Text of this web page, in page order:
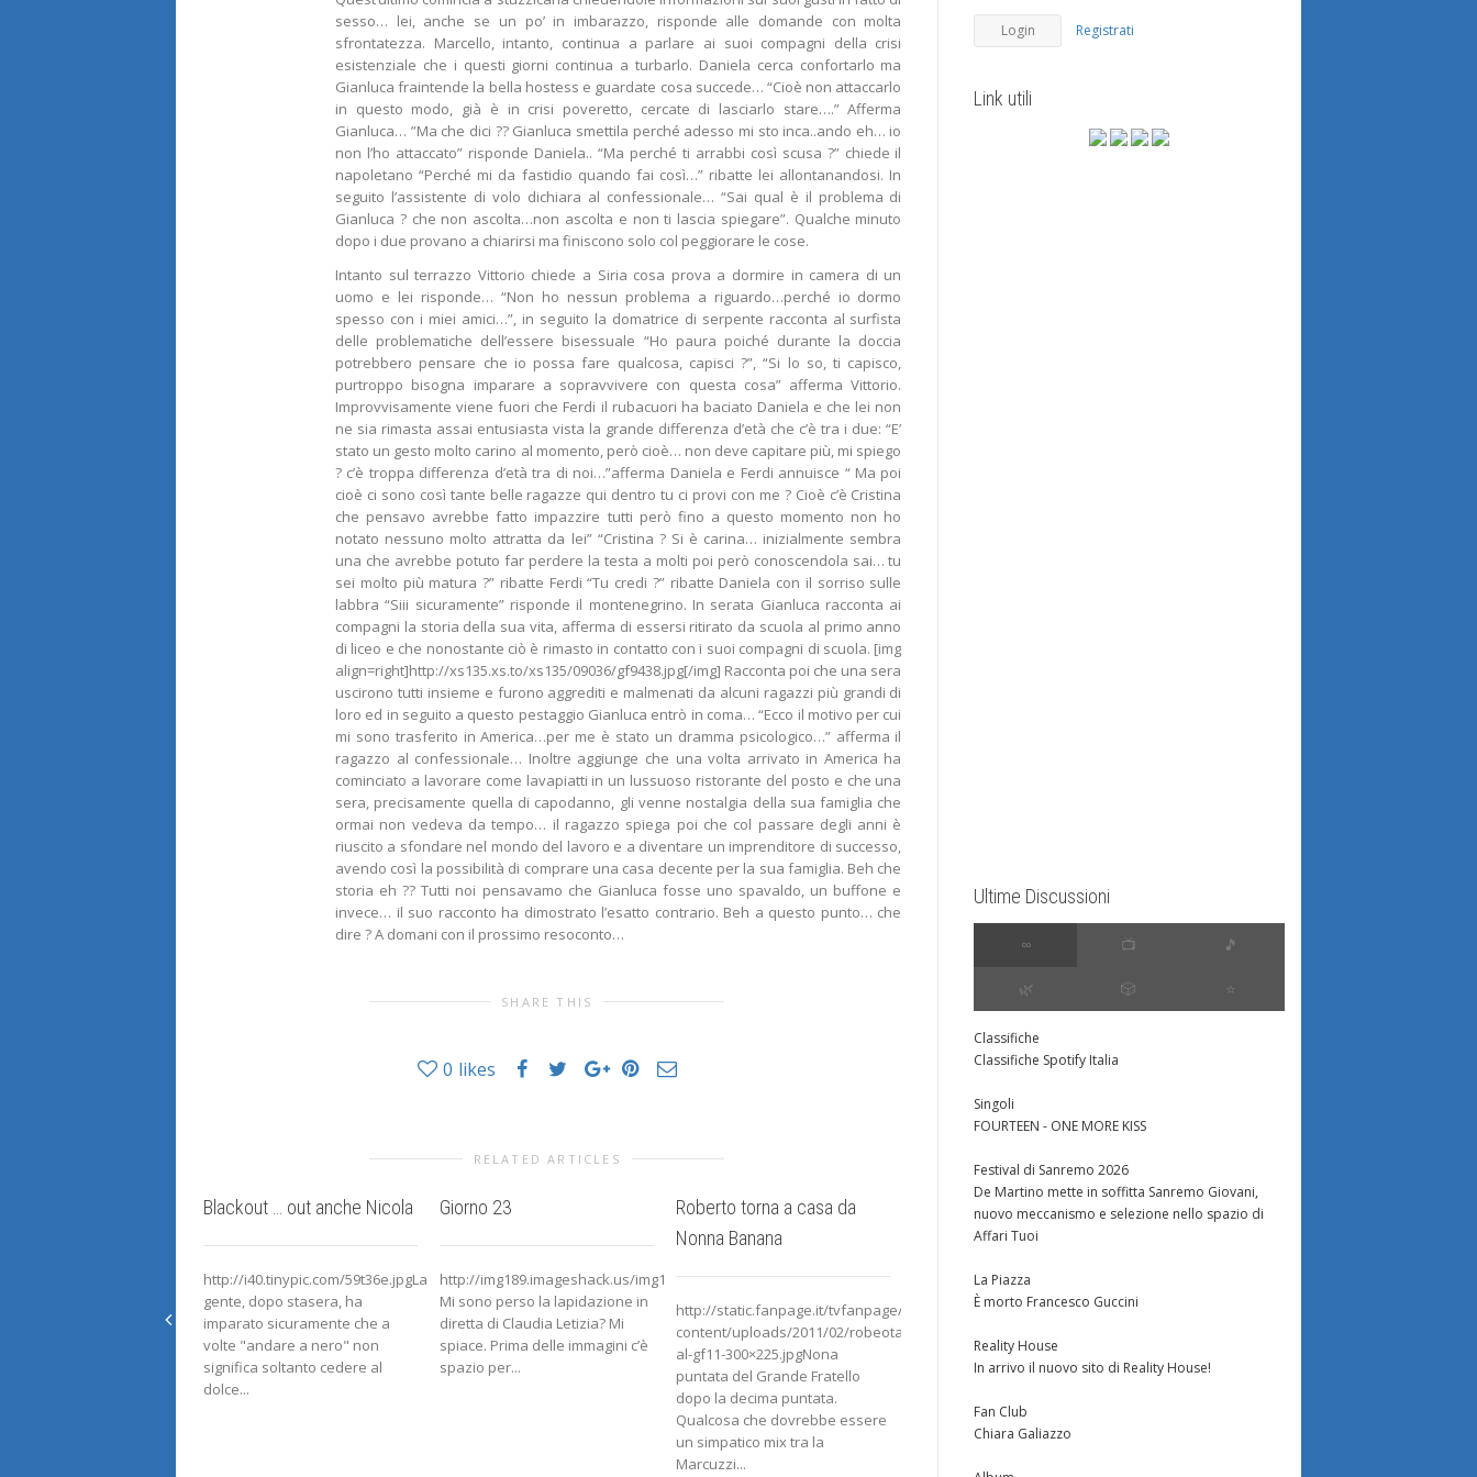
sesso… lei, anche se un po’ in imbarazzo, risponde alle domande con molta
sfrontatezza. Marcello, intanto, continua a parlare ai suoi compagni della crisi
esistenziale che i questi giorni continua a turbarlo. Daniela cerca confortarlo ma
Gianluca fraintende la bella hostess e guardate cosa succede… “Cioè non attaccarlo
in questo modo, già è in crisi poveretto, cercate di lasciarlo stare….” Afferma
Gianluca… ”Ma che dici ?? Gianluca smettila perché adesso mi sto inca..ando eh… io
non l’ho attaccato” risponde Daniela.. “Ma perché ti arrabbi così scusa ?” chiede il
napoletano “Perché mi da fastidio quando fai così…” ribatte lei allontanandosi. In
seguito l’assistente di volo dichiara al confessionale… “Sai qual è il problema di
Gianluca ? che non ascolta…non ascolta e non ti lascia spiegare”. Qualche minuto
dopo i due provano a chiarirsi ma finiscono solo col peggiorare le cose.
Intanto sul terrazzo Vittorio chiede a Siria cosa prova a dormire in camera di un
uomo e lei risponde… “Non ho nessun problema a riguardo…perché io dormo
spesso con i miei amici…”, in seguito la domatrice di serpente racconta al surfista
delle problematiche dell’essere bisessuale “Ho paura poiché durante la doccia
potrebbero pensare che io possa fare qualcosa, capisci ?”, “Si lo so, ti capisco,
purtroppo bisogna imparare a sopravvivere con questa cosa” afferma Vittorio.
Improvvisamente viene fuori che Ferdi il rubacuori ha baciato Daniela e che lei non
ne sia rimasta assai entusiasta vista la grande differenza d’età che c’è tra i due: “E’
stato un gesto molto carino al momento, però cioè… non deve capitare più, mi spiego
? c’è troppa differenza d’età tra di noi…”afferma Daniela e Ferdi annuisce “ Ma poi
cioè ci sono così tante belle ragazze qui dentro tu ci provi con me ? Cioè c’è Cristina
che pensavo avrebbe fatto impazzire tutti però fino a questo momento non ho
notato nessuno molto attratta da lei” “Cristina ? Si è carina… inizialmente sembra
una che avrebbe potuto far perdere la testa a molti poi però conoscendola sai… tu
sei molto più matura ?” ribatte Ferdi “Tu credi ?” ribatte Daniela con il sorriso sulle
labbra “Siii sicuramente” risponde il montenegrino. In serata Gianluca racconta ai
compagni la storia della sua vita, afferma di essersi ritirato da scuola al primo anno
di liceo e che nonostante ciò è rimasto in contatto con i suoi compagni di scuola. [img
align=right]http://xs135.xs.to/xs135/09036/gf9438.jpg[/img] Racconta poi che una sera
uscirono tutti insieme e furono aggrediti e malmenati da alcuni ragazzi più grandi di
loro ed in seguito a questo pestaggio Gianluca entrò in coma… “Ecco il motivo per cui
mi sono trasferito in America…per me è stato un dramma psicologico…” afferma il
ragazzo al confessionale… Inoltre aggiunge che una volta arrivato in America ha
cominciato a lavorare come lavapiatti in un lussuoso ristorante del posto e che una
sera, precisamente quella di capodanno, gli venne nostalgia della sua famiglia che
ormai non vedeva da tempo… il ragazzo spiega poi che col passare degli anni è
riuscito a sfondare nel mondo del lavoro e a diventare un imprenditore di successo,
avendo così la possibilità di comprare una casa decente per la sua famiglia. Beh che
storia eh ?? Tutti noi pensavamo che Gianluca fosse uno spavaldo, un buffone e
invece… il suo racconto ha dimostrato l’esatto contrario. Beh a questo punto… che
dire ? A domani con il prossimo resoconto…
SHARE THIS
0 likes
RELATED ARTICLES
Blackout … out anche Nicola
http://i40.tinypic.com/59t36e.jpgLa
gente, dopo stasera, ha
imparato sicuramente che a
volte "andare a nero" non
significa soltanto cedere al
dolce...
Giorno 23
http://img189.imageshack.us/img189/3825/valerias.jpgCosa?
Mi sono perso la lapidazione in
diretta di Claudia Letizia? Mi
spiace. Prima delle immagini c’è
spazio per...
Roberto torna a casa da
Nonna Banana
http://static.fanpage.it/tvfanpage/wp-
content/uploads/2011/02/robeota-
al-gf11-300×225.jpgNona
puntata del Grande Fratello
dopo la decima puntata.
Qualcosa che dovrebbe essere
un simpatico mix tra la
Marcuzzi...
Giorno 57
http://i40.tinypic.com/2yp183m.jpg
Puntata ricca di sorprese e di
sembrano finalmente aver
trovato un punto d’incontro,...
Giorno 153
che succede dentro la casa
Registrati
Link utili
Ultime Discussioni
∞ 📺 🎵
🌿 🎲 ⭐️
Classifiche
Classifiche Spotify Italia
Singoli
FOURTEEN - ONE MORE KISS
Festival di Sanremo 2026
De Martino mette in soffitta Sanremo Giovani,
nuovo meccanismo e selezione nello spazio di
Affari Tuoi
La Piazza
È morto Francesco Guccini
Reality House
In arrivo il nuovo sito di Reality House!
Fan Club
Chiara Galiazzo